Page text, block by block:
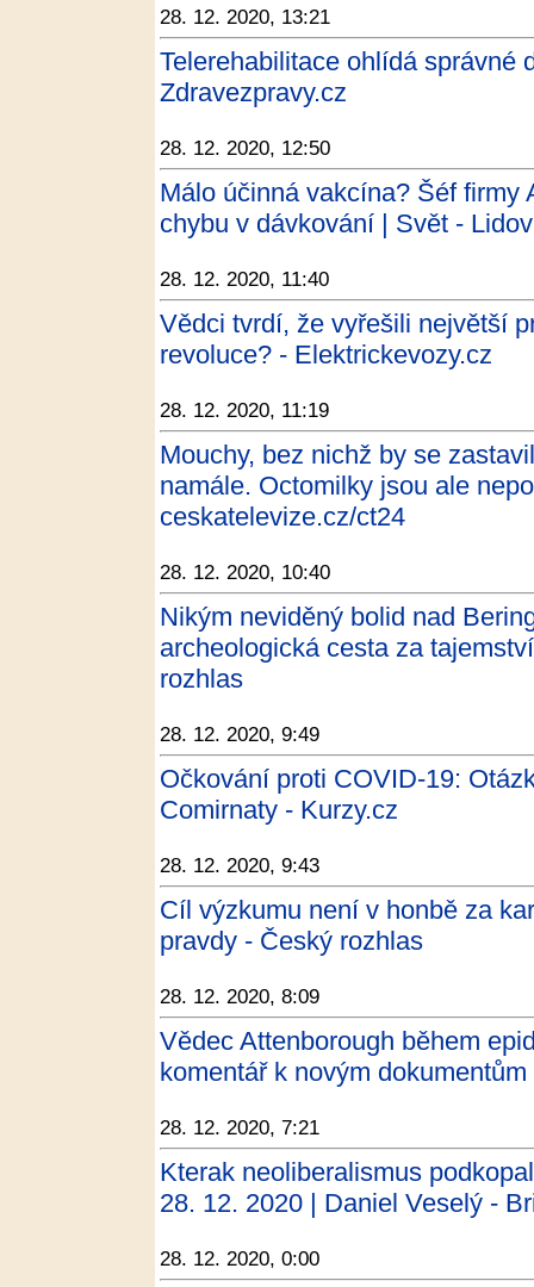
28. 12. 2020, 13:21
Telerehabilitace ohlídá správné
Zdravezpravy.cz
28. 12. 2020, 12:50
Málo účinná vakcína? Šéf firmy
chybu v dávkování | Svět -
28. 12. 2020, 11:40
Vědci tvrdí, že vyřešili největší
revoluce? - Elektrickevozy.cz
28. 12. 2020, 11:19
Mouchy, bez nichž by se
namále. Octomilky jsou ale
ceskatelevize.cz/ct24
28. 12. 2020, 10:40
Nikým neviděný bolid nad
archeologická cesta za
rozhlas
28. 12. 2020, 9:49
Očkování proti COVID-19:
Comirnaty - Kurzy.cz
28. 12. 2020, 9:43
Cíl výzkumu není v honbě za
pravdy - Český rozhlas
28. 12. 2020, 8:09
Vědec Attenborough během
komentář k novým
28. 12. 2020, 7:21
Kterak neoliberalismus
28. 12. 2020 | Daniel Veselý -
28. 12. 2020, 0:00